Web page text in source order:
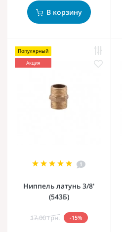
В корзину
Популярный
Акция
1
Ниппель латунь 3/8'
(543Б)
17.00 грн. -15%